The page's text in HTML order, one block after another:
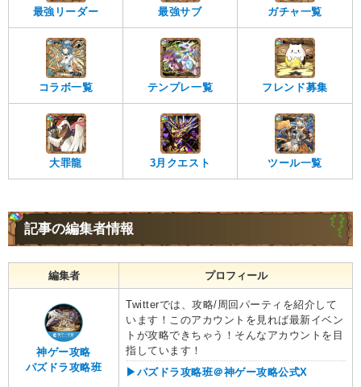
最強リーダー 最強サブ ガチャ一覧
コラボ一覧 テンプレ一覧 フレンド募集
大罪龍 3月クエスト ツール一覧
記事の編集者情報
編集者 プロフィール
神ゲー攻略
パズドラ攻略班
Twitterでは、攻略/周回パーティを紹介して
います！このアカウントを見れば最新イベン
トが攻略できちゃう！そんなアカウントを目
指しています！
▶︎パズドラ攻略班＠神ゲー攻略公式X